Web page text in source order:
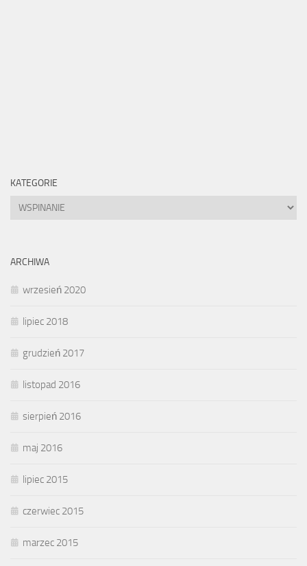
KATEGORIE
Kategorie
ARCHIWA
wrzesień 2020
lipiec 2018
grudzień 2017
listopad 2016
sierpień 2016
maj 2016
lipiec 2015
czerwiec 2015
marzec 2015